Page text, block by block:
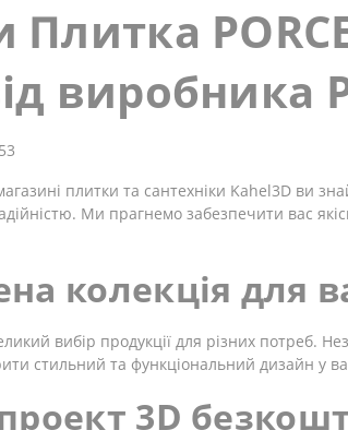
виробника
плитки та сантехніки Kahel3D ви
Ми прагнемо забезпечити вас
колекція для
вибір продукції для різних потреб.
стильний та функціональний дизайн у
3D